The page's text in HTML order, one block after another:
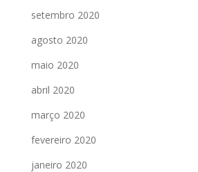
setembro 2020
agosto 2020
maio 2020
abril 2020
março 2020
fevereiro 2020
janeiro 2020